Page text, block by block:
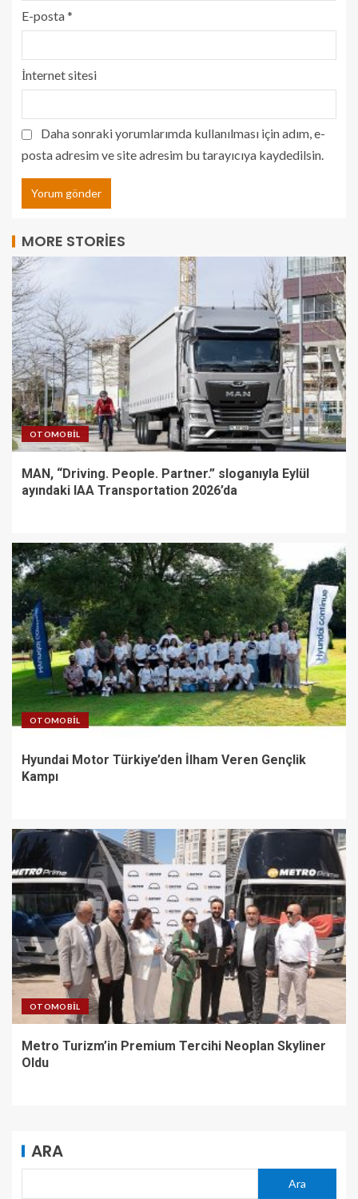
E-posta*
İnternet sitesi
Daha sonraki yorumlarımda kullanılması için adım, e-
posta adresim ve site adresim bu tarayıcıya kaydedilsin.
MORE STORIES
OTOMOBIL
MAN, “Driving. People. Partner.” sloganıyla Eylül
ayındaki IAA Transportation 2026’da
OTOMOBIL
Hyundai Motor Türkiye’den İlham Veren Gençlik
Kampı
OTOMOBIL
Metro Turizm’in Premium Tercihi Neoplan Skyliner
Oldu
ARA
Ara